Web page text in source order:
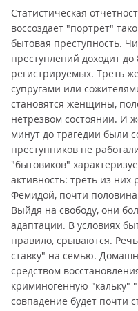
Статистическая
воссоздает "портрет"
бытовая преступность.
преступлений доходит
регистрируемых. Треть
супругами или
становятся женщины,
нетрезвом состоянии. И
минут до трагедии были
преступников не
"бытовиков"
активность: треть из
Фемидой, почти
Выйдя на свободу, они
адаптации. В условиях
правило, срываются.
ставку" на семью.
средством
криминогенную "кальку"
совпадение будет почти